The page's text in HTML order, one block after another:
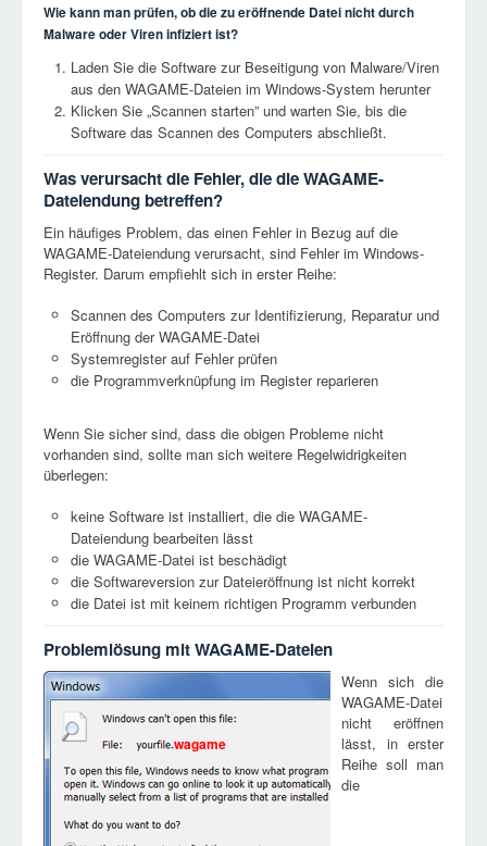
Wie kann man prüfen, ob die zu eröffnende Datei nicht durch
Malware oder Viren infiziert ist?
Laden Sie die Software zur Beseitigung von Malware/Viren
aus den WAGAME-Dateien im Windows-System herunter
Klicken Sie „Scannen starten” und warten Sie, bis die
Software das Scannen des Computers abschließt.
Was verursacht die Fehler, die die WAGAME-
Dateiendung betreffen?
Ein häufiges Problem, das einen Fehler in Bezug auf die
WAGAME-Dateiendung verursacht, sind Fehler im Windows-
Register. Darum empfiehlt sich in erster Reihe:
Scannen des Computers zur Identifizierung, Reparatur und
Eröffnung der WAGAME-Datei
Systemregister auf Fehler prüfen
die Programmverknüpfung im Register reparieren
Wenn Sie sicher sind, dass die obigen Probleme nicht
vorhanden sind, sollte man sich weitere Regelwidrigkeiten
überlegen:
keine Software ist installiert, die die WAGAME-
Dateiendung bearbeiten lässt
die WAGAME-Datei ist beschädigt
die Softwareversion zur Dateieröffnung ist nicht korrekt
die Datei ist mit keinem richtigen Programm verbunden
Problemlösung mit WAGAME-Dateien
wagame
Wenn sich die
WAGAME-Datei
nicht eröffnen
lässt, in erster
Reihe soll man
die